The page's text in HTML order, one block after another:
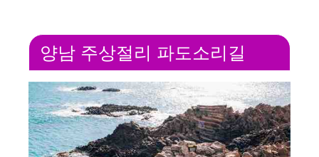
양남 주상절리 파도소리길